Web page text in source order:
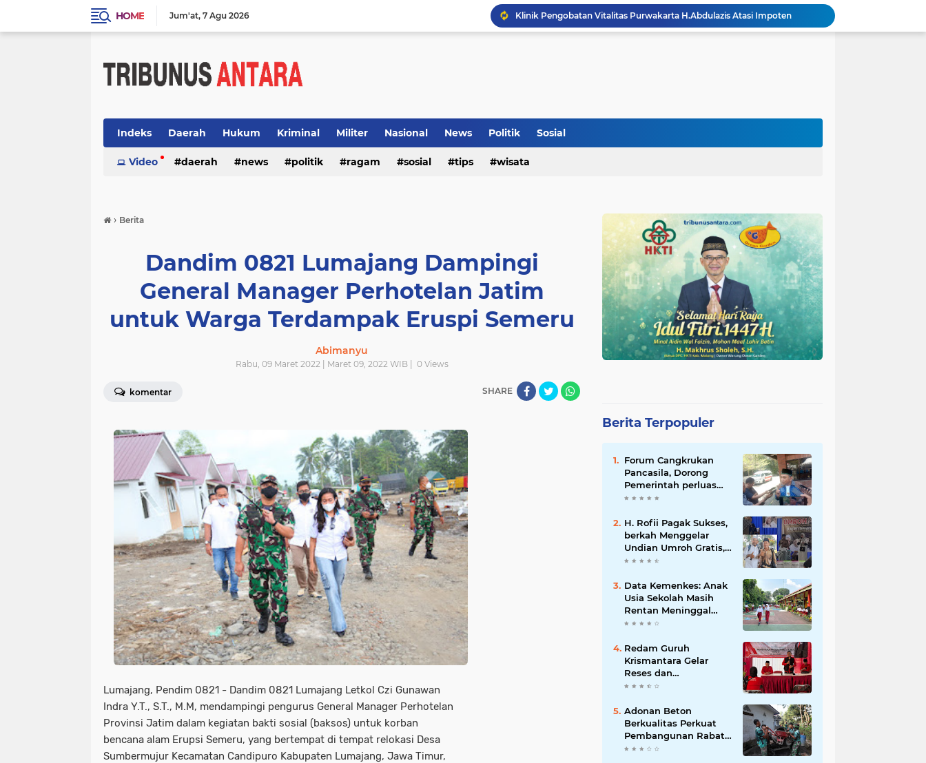
HOME Jum'at 7 Agu 2026
Klinik Pengobatan Vitalitas Purwakarta H.Abdulazis Atasi Impoten
Tradisi Penyambutan Kapolres Baru di Polres Yahukimo
TMMD Ke 129 Kodim 0904/Paser Terima Kunjungan Dari Tim Wasev Mabesad
Indeks Daerah Hukum Kriminal Militer Nasional News Politik Sosial
Video daerah news politik ragam sosial tips wisata
› Berita
Dandim 0821 Lumajang Dampingi
General Manager Perhotelan Jatim
untuk Warga Terdampak Eruspi Semeru
Abimanyu
Rabu, 09 Maret 2022 | Maret 09, 2022 WIB | 0Views
komentar SHARE
Lumajang, Pendim 0821 - Dandim 0821 Lumajang Letkol Czi Gunawan
Indra Y.T., S.T., M.M, mendampingi pengurus General Manager Perhotelan
Provinsi Jatim dalam kegiatan bakti sosial (baksos) untuk korban
bencana alam Erupsi Semeru, yang bertempat di tempat relokasi Desa
Sumbermujur Kecamatan Candipuro Kabupaten Lumajang, Jawa Timur,
Berita Terpopuler
Forum Cangkrukan
Pancasila, Dorong
Pemerintah perluas
intensif Perpajakan
UMKM.
H. Rofii Pagak Sukses,
berkah Menggelar
Undian Umroh Gratis,
Wujud Kepedulian
Data Kemenkes: Anak
Usia Sekolah Masih
Rentan Meninggal
Akibat DBD
Redam Guruh
Krismantara Gelar
Reses dan
Silaturrahmi bersama
Se -Kecamatan
Lawang.
Adonan Beton
Berkualitas Perkuat
Pembangunan Rabat
Jalan TMMD ke-129 di